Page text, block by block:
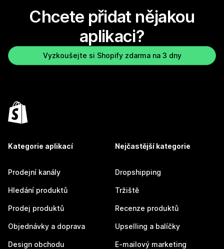
Chcete přidat nějakou
aplikaci?
Vyzkoušejte si Shopify zdarma na 3 dny
Kategorie aplikací
Prodejní kanály
Hledání produktů
Prodej produktů
Objednávky a doprava
Design obchodu
Nejčastější kategorie
Dropshipping
Tržiště
Recenze produktů
Upselling a balíčky
E-mailový marketing